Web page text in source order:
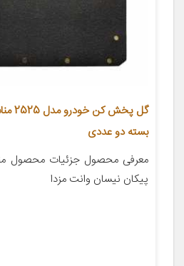
گل
بسته دو عددی
معرفی محصول جزئیات محصول
پیکان نیسان وانت مزدا